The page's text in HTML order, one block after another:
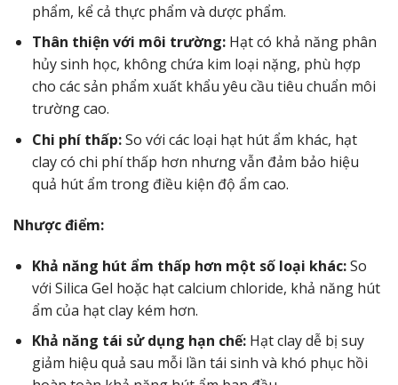
phẩm, kể cả thực phẩm và dược phẩm.
Thân thiện với môi trường:Hạt có khả năng phân
hủy sinh học, không chứa kim loại nặng, phù hợp
cho các sản phẩm xuất khẩu yêu cầu tiêu chuẩn môi
trường cao.
Chi phí thấp:So với các loại hạt hút ẩm khác, hạt
clay có chi phí thấp hơn nhưng vẫn đảm bảo hiệu
quả hút ẩm trong điều kiện độ ẩm cao.
Nhược điểm:
Khả năng hút ẩm thấp hơn một số loại khác:So
với Silica Gel hoặc hạt calcium chloride, khả năng hút
ẩm của hạt clay kém hơn.
Khả năng tái sử dụng hạn chế:Hạt clay dễ bị suy
giảm hiệu quả sau mỗi lần tái sinh và khó phục hồi